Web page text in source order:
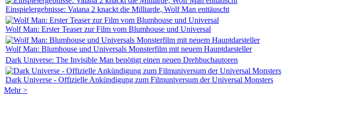
Einspielergebnisse: Vaiana 2 knackt die Milliarde, Wolf Man enttäuscht
Wolf Man: Erster Teaser zur Film vom Blumhouse und Universal
Wolf Man: Blumhouse und Universals Monsterfilm mit neuem Hauptdarsteller
Dark Universe: The Invisible Man benötigt einen neuen Drehbuchautoren
Dark Universe - Offizielle Ankündigung zum Filmuniversum der Universal Monsters
Mehr >